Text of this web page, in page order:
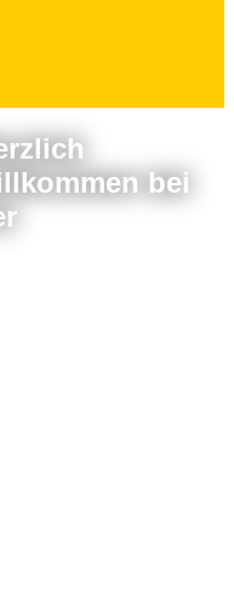
bei